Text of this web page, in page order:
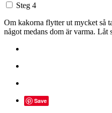
Steg 4
Om kakorna flytter ut mycket så
något medans dom är varma. Låt
Save